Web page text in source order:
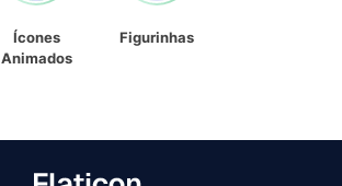
Ícones
Animados
Figurinhas